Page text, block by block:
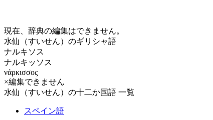
現在、辞典の編集はできません。
水仙（すいせん）のギリシャ語
ナルキソス
ナルキッソス
νάρκισσος
×編集できません
水仙（すいせん）の十二か国語 一覧
スペイン語